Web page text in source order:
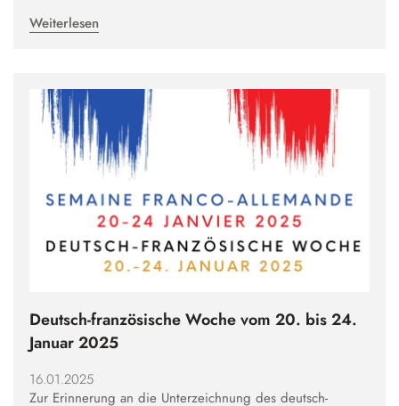
Weiterlesen
Deutsch-französische Woche vom 20. bis 24.
Januar 2025
16.01.2025
Zur Erinnerung an die Unterzeichnung des deutsch-